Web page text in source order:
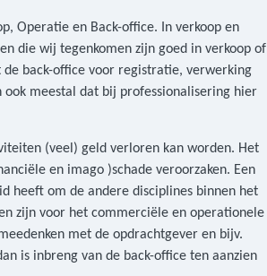
Operatie en Back-office. In verkoop en
die wij tegenkomen zijn goed in verkoop of
back-office voor registratie, verwerking
meestal dat bij professionalisering hier
(veel) geld verloren kan worden. Het
en imago )schade veroorzaken. Een
heeft om de andere disciplines binnen het
zijn voor het commerciële en operationele
met de opdrachtgever en bijv.
is inbreng van de back-office ten aanzien